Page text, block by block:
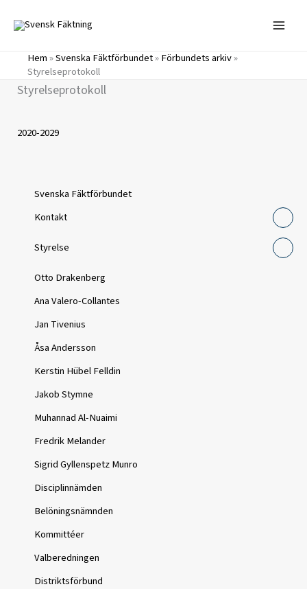
innehåll
Hem»Svenska Fäktförbundet»Förbundets arkiv»
Styrelseprotokoll
Styrelseprotokoll
2020-2029
Svenska Fäktförbundet
Kontakt
Styrelse
Otto Drakenberg
Ana Valero-Collantes
Jan Tivenius
Åsa Andersson
Kerstin Hübel Felldin
Jakob Stymne
Muhannad Al-Nuaimi
Fredrik Melander
Sigrid Gyllenspetz Munro
Disciplinnämden
Belöningsnämnden
Kommittéer
Valberedningen
Distriktsförbund